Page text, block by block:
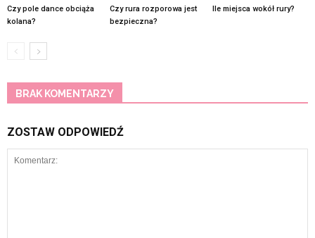
Czy pole dance obciąża
kolana?
Czy rura rozporowa jest
bezpieczna?
Ile miejsca wokół rury?
BRAK KOMENTARZY
ZOSTAW ODPOWIEDŹ